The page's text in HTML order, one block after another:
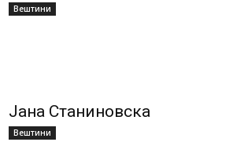
Вештини
Јана Станиновска
Вештини